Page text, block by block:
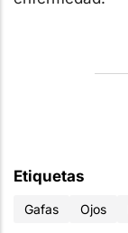
Etiquetas
Gafas Ojos